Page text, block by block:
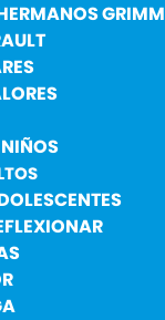
GRIMM